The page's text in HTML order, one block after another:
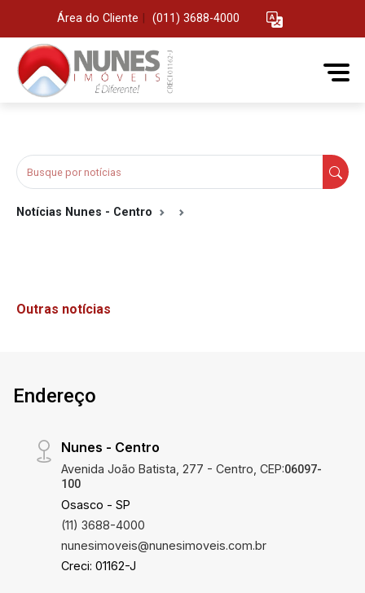
Área do Cliente (011) 3688-4000
Notícias Nunes - Centro
Outras notícias
Endereço
Nunes - Centro
Avenida João Batista, 277 - Centro, CEP:06097-
100
Osasco - SP
(11) 3688-4000
nunesimoveis@nunesimoveis.com.br
Creci: 01162-J